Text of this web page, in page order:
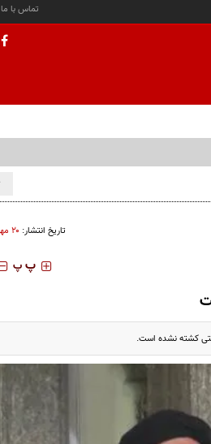
تماس با ما
تاریخ انتشار: ۲۰ مهر ۱۳۹۴ - ۰۰:۰۹
‍‍‍ پ پ
کشته نشده است.